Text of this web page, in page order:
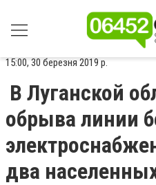
15:00, 30 березня 2019 р.
В Луганской
обрыва линии
два